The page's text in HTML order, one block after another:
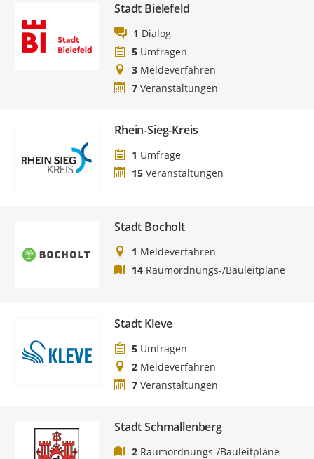
Stadt Bielefeld
1 Dialog
5 Umfragen
3 Meldeverfahren
7 Veranstaltungen
Rhein-Sieg-Kreis
1 Umfrage
15 Veranstaltungen
Stadt Bocholt
1 Meldeverfahren
14 Raumordnungs-/Bauleitpläne
Stadt Kleve
5 Umfragen
2 Meldeverfahren
7 Veranstaltungen
Stadt Schmallenberg
2 Raumordnungs-/Bauleitpläne